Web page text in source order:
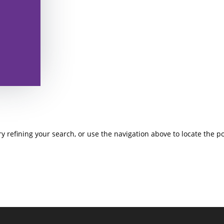
refining your search, or use the navigation above to locate the